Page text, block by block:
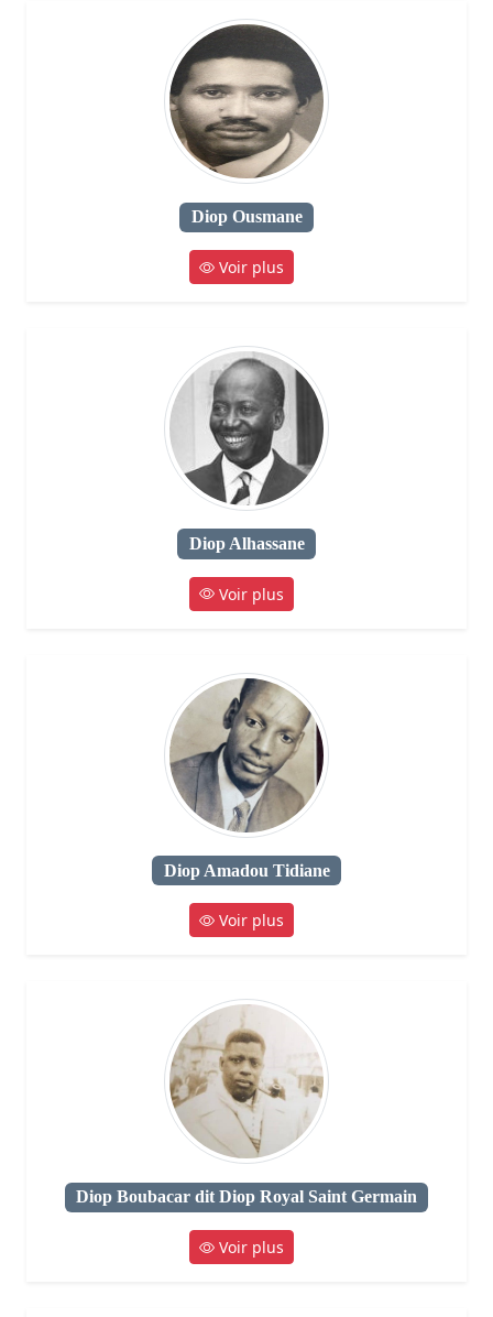
Diop Ousmane
Voir plus
Diop Alhassane
Voir plus
Diop Amadou Tidiane
Voir plus
Diop Boubacar dit Diop Royal Saint Germain
Voir plus